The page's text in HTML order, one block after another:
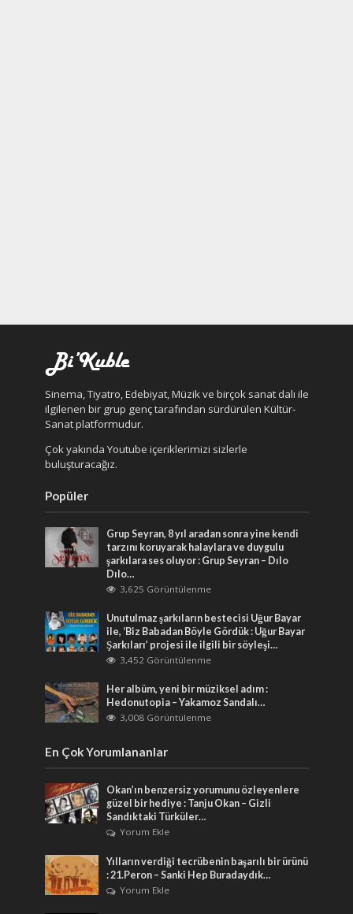
Sinema, Tiyatro, Edebiyat, Müzik ve birçok sanat dalı ile
ilgilenen bir grup genç tarafından sürdürülen Kültür-
Sanat platformudur.
Çok yakında Youtube içeriklerimizi sizlerle
buluşturacağız.
Popüler
Grup Seyran, 8 yıl aradan sonra yine kendi
tarzını koruyarak halaylara ve duygulu
şarkılara ses oluyor : Grup Seyran – Dılo
Dılo…
3,625 Görüntülenme
Unutulmaz şarkıların bestecisi Uğur Bayar
ile, ‘Biz Babadan Böyle Gördük : Uğur Bayar
Şarkıları’ projesi ile ilgili bir söyleşi…
3,452 Görüntülenme
Her albüm, yeni bir müziksel adım :
Hedonutopia – Yakamoz Sandalı…
3,008 Görüntülenme
En Çok Yorumlananlar
Okan’ın benzersiz yorumunu özleyenlere
güzel bir hediye : Tanju Okan – Gizli
Sandıktaki Türküler…
Yorum Ekle
Yılların verdiği tecrübenin başarılı bir ürünü
: 21.Peron – Sanki Hep Buradaydık…
Yorum Ekle